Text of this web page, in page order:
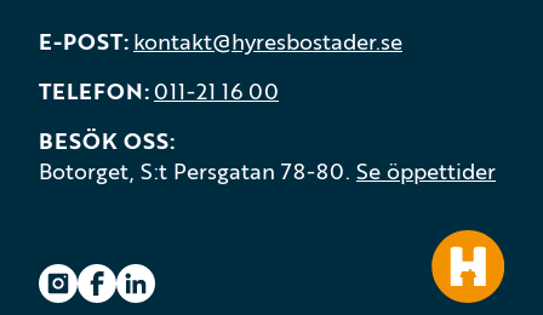
E-POST kontakt@hyresbostader.se
TELEFON 011-21 16 00
BESÖK OSS
Botorget, S:t Persgatan 78-80. Se öppettider